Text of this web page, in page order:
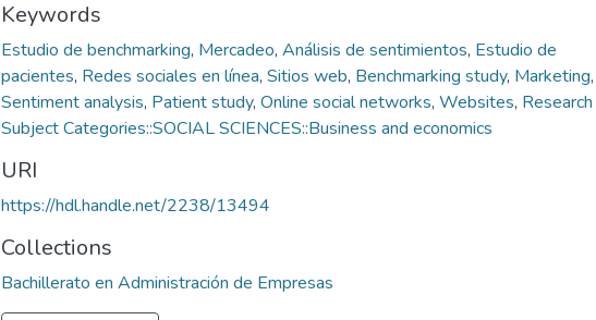
Keywords
Estudio de benchmarking, Mercadeo, Análisis de sentimientos, Estudio de
pacientes, Redes sociales en línea, Sitios web, Benchmarking study, Marketing,
Sentiment analysis, Patient study, Online social networks, Websites, Research
Subject Categories::SOCIAL SCIENCES::Business and economics
URI
https://hdl.handle.net/2238/13494
Collections
Bachillerato en Administración de Empresas